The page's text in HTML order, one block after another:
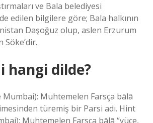
ve Bala belediyesi
edilen bilgilere göre; Bala halkının
Daşoğuz olup, aslen Erzurum
Söke’dir.
hangi dilde?
Muhtemelen Farsça bālā
türemiş bir Parsi adı. Hint
Muhtemelen Farsça bālā “yüce,